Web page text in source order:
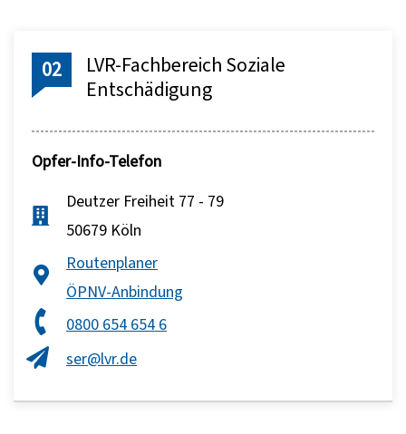
02
LVR-Fachbereich Soziale
Entschädigung
Opfer-Info-Telefon
Deutzer Freiheit 77 - 79
50679 Köln
Routenplaner
ÖPNV-Anbindung
0800 654 654 6
ser@lvr.de